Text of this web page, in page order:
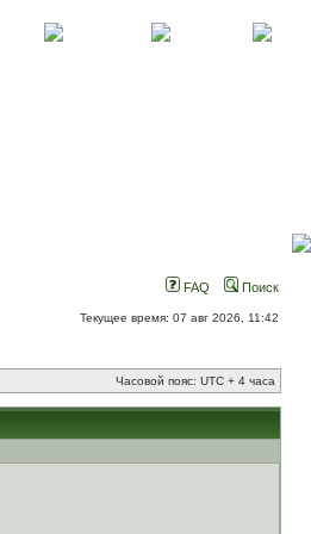
FAQ Поиск
Текущее время: 07 авг 2026, 11:42
Часовой пояс: UTC + 4 часа